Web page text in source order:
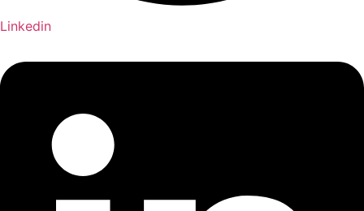
Linkedin